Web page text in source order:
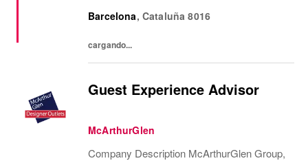
inspirador en el que todos se sienten
Barcelona, Cataluña 8016
cargando...
Guest Experience Advisor
McArthurGlen
Company Description McArthurGlen Group,